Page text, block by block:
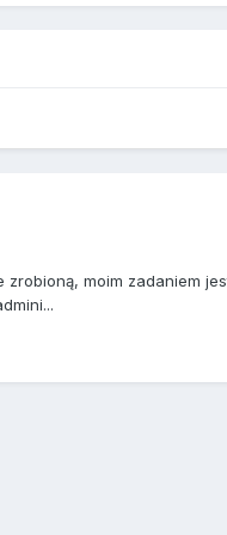
moim zadaniem